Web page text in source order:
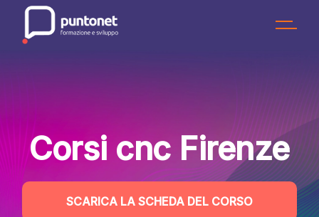
content
Corsi cnc Firenze
SCARICA LA SCHEDA DEL CORSO